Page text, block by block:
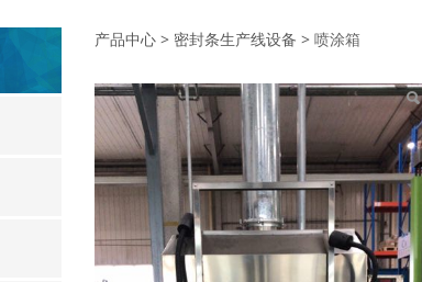
喷涂箱
产品中心 > 密封条生产线设备 > 喷涂箱